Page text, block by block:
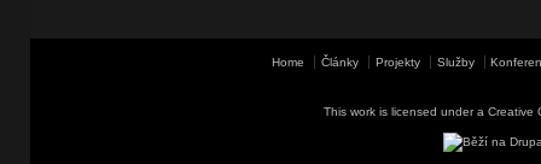
Home Články Projekty Služby
This work is licensed under a Creative